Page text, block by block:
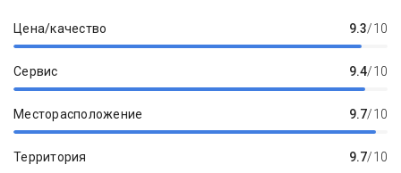
Цена/качество 9.3/10
Сервис 9.4/10
Месторасположение 9.7/10
Территория 9.7/10